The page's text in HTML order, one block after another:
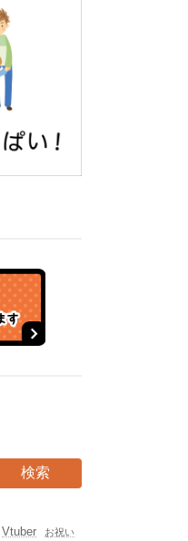
検索
Vtuber お祝い